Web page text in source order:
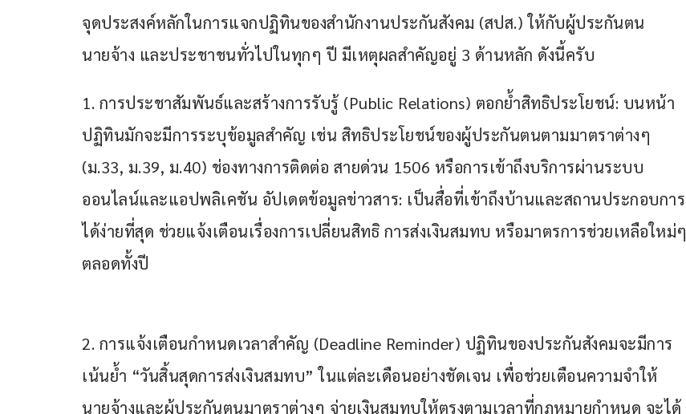
จุดประสงค์หลักในการแจกปฏิทินของสำนักงานประกันสังคม (สปส.) ให้กับผู้ประกันตน
นายจ้าง และประชาชนทั่วไปในทุกๆ ปี มีเหตุผลสำคัญอยู่ 3 ด้านหลัก ดังนี้ครับ
​1. การประชาสัมพันธ์และสร้างการรับรู้ (Public Relations) ​ตอกย้ำสิทธิประโยชน์: บนหน้า
ปฏิทินมักจะมีการระบุข้อมูลสำคัญ เช่น สิทธิประโยชน์ของผู้ประกันตนตามมาตราต่างๆ
(ม.33, ม.39, ม.40) ช่องทางการติดต่อ สายด่วน 1506 หรือการเข้าถึงบริการผ่านระบบ
ออนไลน์และแอปพลิเคชัน อัปเดตข้อมูลข่าวสาร: เป็นสื่อที่เข้าถึงบ้านและสถานประกอบการ
ได้ง่ายที่สุด ช่วยแจ้งเตือนเรื่องการเปลี่ยนสิทธิ การส่งเงินสมทบ หรือมาตรการช่วยเหลือใหม่ๆ
ตลอดทั้งปี
2. การแจ้งเตือนกำหนดเวลาสำคัญ (Deadline Reminder) ปฏิทินของประกันสังคมจะมีการ
เน้นย้ำ “วันสิ้นสุดการส่งเงินสมทบ” ในแต่ละเดือนอย่างชัดเจน เพื่อช่วยเตือนความจำให้
นายจ้างและผู้ประกันตนมาตราต่างๆ จ่ายเงินสมทบให้ตรงตามเวลาที่กฎหมายกำหนด จะได้